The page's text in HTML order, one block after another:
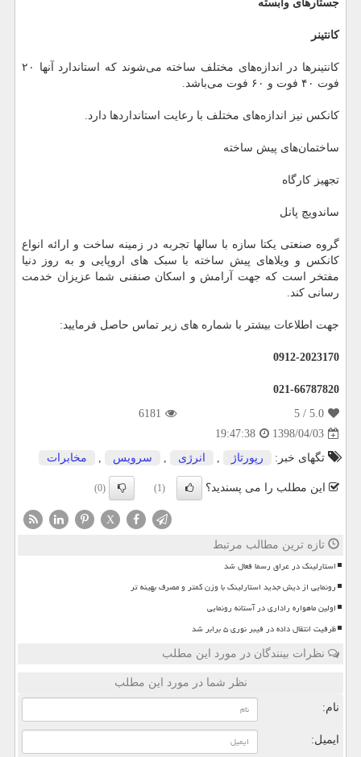
جستارهای وابسته
کانتینر
کانتینرها در اندازه‌های مختلف ساخته می‌شوند که استاندارد آنها ۲۰
فوت ۴۰ فوت و ۶۰ فوت می‌باشد.
کانکس نیز اندازه‌های مختلف با رعایت استانداردها دارد.
ساختمان‌های پیش ساخته
تجهیز کارگاه
ساندویچ پانل
گروه صنعتی یکتا سازه با سالها تجربه در زمینه ساخت و ارائه انواع
کانکس و ویلاهای پیش ساخته با سبک های اروپایی و به روز دنیا
مفتخر است که جهت آرامش و اسکان صنفنی شما عزیزان خدمت
رسانی کند.
جهت اطلاعات بیشتر با شماره های زیر تماس حاصل فرمایید:
0912-2023170
021-66787820
5.0
/ 5
6181
1398/04/03
19:47:38
تگهای خبر:
رپورتاژ , انرژی , سرویس , مخابرات
این مطلب را می پسندید؟ (1)
(0)
X
تازه ترین مطالب مرتبط
استارلینک در عراق رسما فعال شد
رونمایی از دیش جدید استارلینک با وزن کمتر و مصرف بهینه تر
اولین ماهواره راداری در آستانه رونمایی
ظرفیت انتقال داده در فیبر نوری ۵ برابر شد
نظرات بینندگان در مورد این مطلب
نظر شما در مورد این مطلب
نام:
ایمیل: